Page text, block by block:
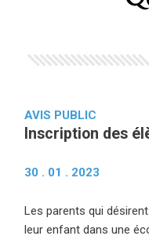
AVIS PUBLIC
Inscription des
30 . 01 . 2023
Les parents qui
leur enfant dans une